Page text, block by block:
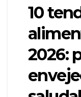
10
2026: